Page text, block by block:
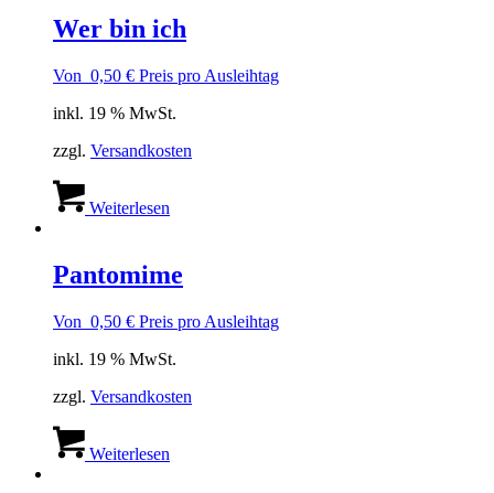
Wer bin ich
Von 0,50 € Preis pro Ausleihtag
inkl. 19 % MwSt.
zzgl. Versandkosten
Weiterlesen
Pantomime
Von 0,50 € Preis pro Ausleihtag
inkl. 19 % MwSt.
zzgl. Versandkosten
Weiterlesen